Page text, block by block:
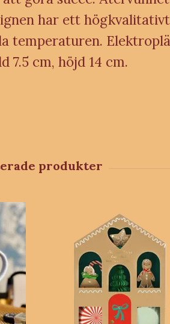
har ett
temperaturen.
7.5 cm, höjd 14 cm.